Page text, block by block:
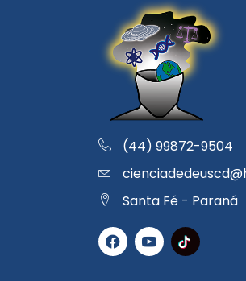
(44) 99872-9504
Santa Fé - Paraná